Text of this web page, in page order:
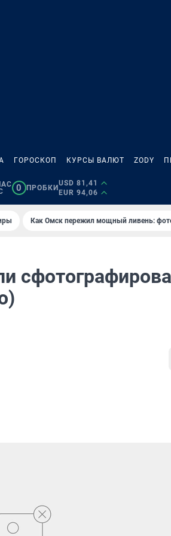
ГОРОСКОП КУРСЫ ВАЛЮТ ZODY
0 ПРОБКИ
USD 81,41
EUR 94,06
Как Омск пережил мощный ливень: